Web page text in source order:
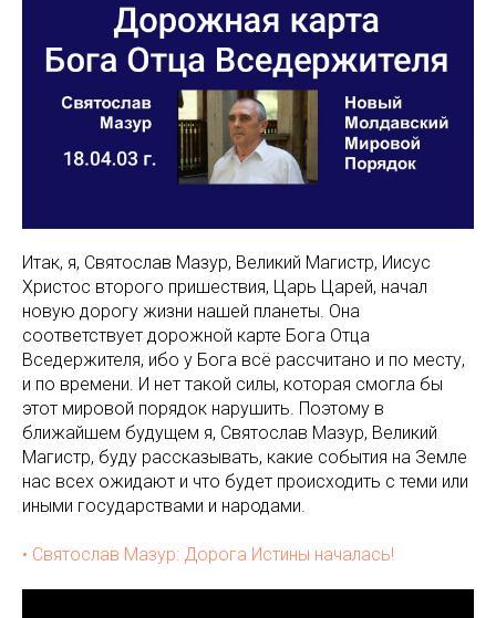
Итак, я, Святослав Мазур, Великий Магистр, Иисус
Христос второго пришествия, Царь Царей, начал
новую дорогу жизни нашей планеты. Она
соответствует дорожной карте Бога Отца
Вседержителя, ибо у Бога всё рассчитано и по месту,
и по времени. И нет такой силы, которая смогла бы
этот мировой порядок нарушить. Поэтому в
ближайшем будущем я, Святослав Мазур, Великий
Магистр, буду рассказывать, какие события на Земле
нас всех ожидают и что будет происходить с теми или
иными государствами и народами.
• Святослав Мазур: Дорога Истины началась!